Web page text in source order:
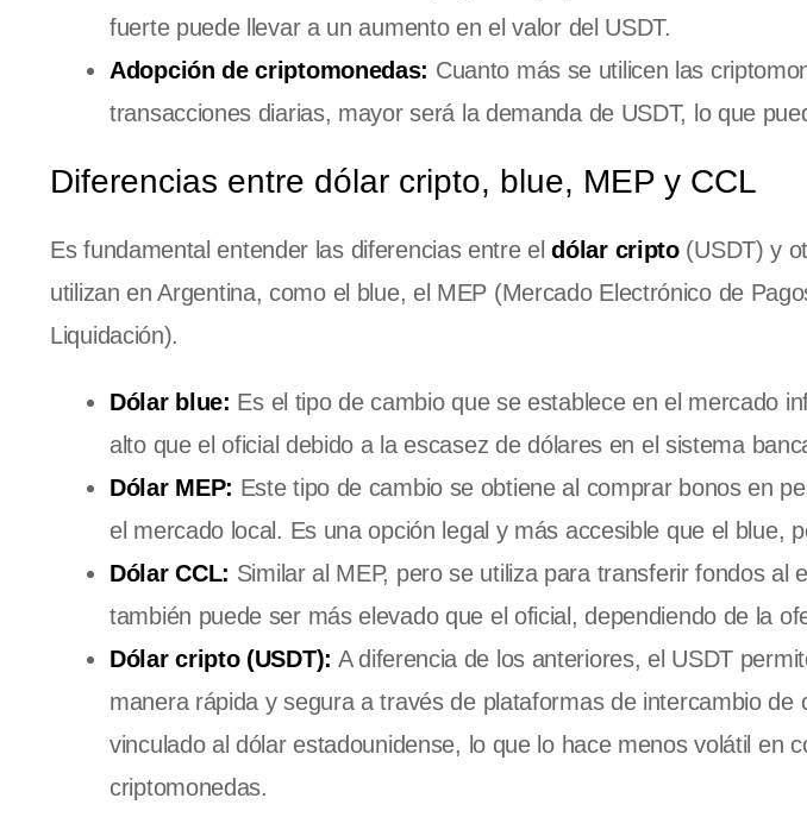
fuerte puede llevar a un aumento en el valor del USDT.
Adopción de criptomonedas: Cuanto más se utilicen las
transacciones diarias, mayor será la demanda de USDT, lo que
Diferencias entre dólar cripto, blue, MEP y CCL
Es fundamental entender las diferencias entre eldólar cripto(USDT) y
utilizan en Argentina, como el blue, el MEP (Mercado Electrónico de
Liquidación).
Dólar blue: Es el tipo de cambio que se establece en el mercado
alto que el oficial debido a la escasez de dólares en el sistema
Dólar MEP: Este tipo de cambio se obtiene al comprar bonos en
el mercado local. Es una opción legal y más accesible que el blue,
Dólar CCL: Similar al MEP, pero se utiliza para transferir fondos al
también puede ser más elevado que el oficial, dependiendo de la
Dólar cripto (USDT): A diferencia de los anteriores, el USDT
manera rápida y segura a través de plataformas de intercambio de
vinculado al dólar estadounidense, lo que lo hace menos volátil en
criptomonedas.